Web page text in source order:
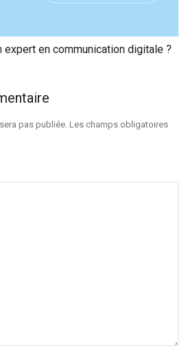
expert en communication digitale ?
pas publiée.Les champs obligatoires